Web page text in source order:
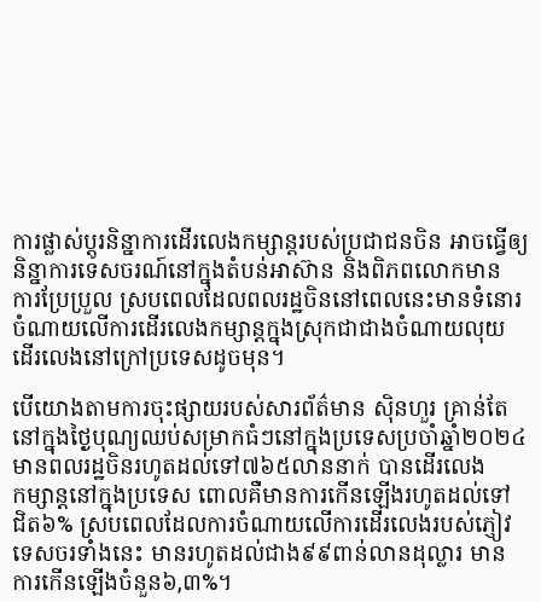
ការផ្លាស់ប្តូរនិន្នាការដើរលេងកម្សាន្តរបស់ប្រជាជនចិន អាចធ្វើឲ្យ
និន្នាការទេសចរណ៍នៅក្នុងតំបន់អាស៊ាន និងពិភពលោកមាន
ការប្រែប្រួល ស្របពេលដែលពលរដ្ឋចិននៅពេលនេះមានទំនោរ
ចំណាយលើការដើរលេងកម្សាន្តក្នុងស្រុកជាជាងចំណាយលុយ
ដើរលេងនៅក្រៅប្រទេសដូចមុន។
បើយោងតាមការចុះផ្សាយរបស់សារព័ត៌មាន ស៊ិនហួរ គ្រាន់តែ
នៅក្នុងថ្ងៃបុណ្យឈប់សម្រាកធំៗនៅក្នុងប្រទេសប្រចាំឆ្នាំ២០២៤
មានពលរដ្ឋចិនរហូតដល់ទៅ៧៦៥លាននាក់ បានដើរលេង
កម្សាន្តនៅក្នុងប្រទេស ពោលគឺមានការកើនឡើងរហូតដល់ទៅ
ជិត៦% ស្របពេលដែលការចំណាយលើការដើរលេងរបស់ភ្ញៀវ
ទេសចរទាំងនេះ មានរហូតដល់ជាង៩៩ពាន់លានដុល្លារ មាន
ការកើនឡើងចំនួន៦,៣%។